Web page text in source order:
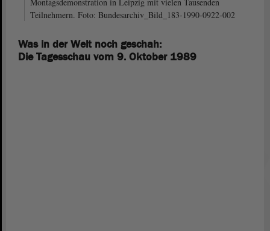
Teilnehmern. Foto: Bundesarchiv_Bild_183-1990-0922-002
Was in der Welt noch geschah:
Die Tagesschau vom 9. Oktober 1989